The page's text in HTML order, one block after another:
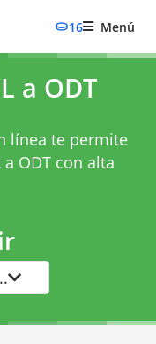
16 Menú
a ODT
línea te permite
ODT con alta